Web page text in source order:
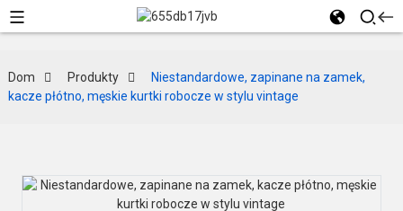
Dom Produkty
Niestandardowe, zapinane na zamek,
kacze płótno, męskie kurtki robocze w stylu vintage